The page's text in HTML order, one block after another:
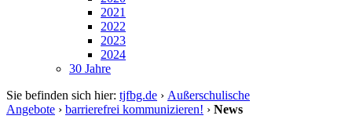
2021
2022
2023
2024
30 Jahre
Sie befinden sich hier: tjfbg.de › Außerschulische
Angebote › barrierefrei kommunizieren! › News